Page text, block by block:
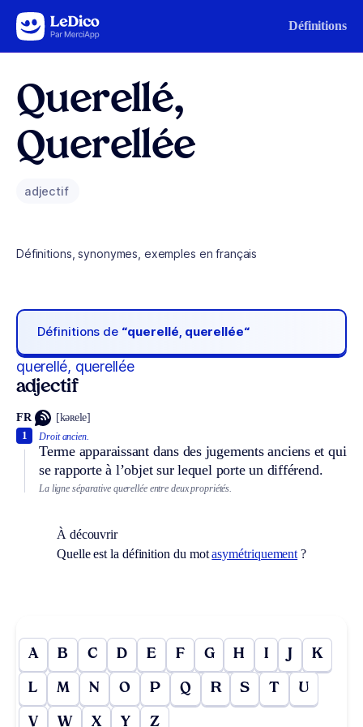
Aller au contenu Définitions
Querellé,
Querellée
adjectif
Définitions, synonymes, exemples en français
Définitions de “querellé, querellée“
querellé, querellée
adjectif
FR [kəʀele]
Droit ancien.
Terme apparaissant dans des jugements anciens et qui
se rapporte à l’objet sur lequel porte un différend.
1
La ligne séparative querellée entre deux propriétés.
À découvrir
Quelle est la définition du motasymétriquement ?
A B C D E F G H I J K
L M N O P Q R S T U
V W X Y Z